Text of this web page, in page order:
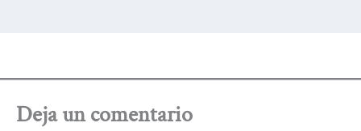
Deja un comentario